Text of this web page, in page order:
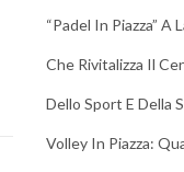
“Padel In Piazza” A
Che Rivitalizza Il
Dello Sport E Della
Volley In Piazza: